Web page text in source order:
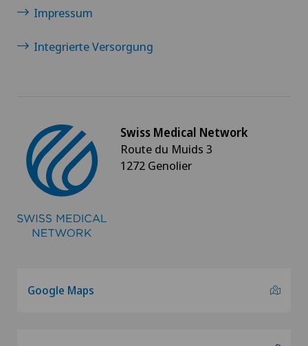
Impressum
Integrierte Versorgung
Swiss Medical Network
Route du Muids 3
1272 Genolier
Google Maps